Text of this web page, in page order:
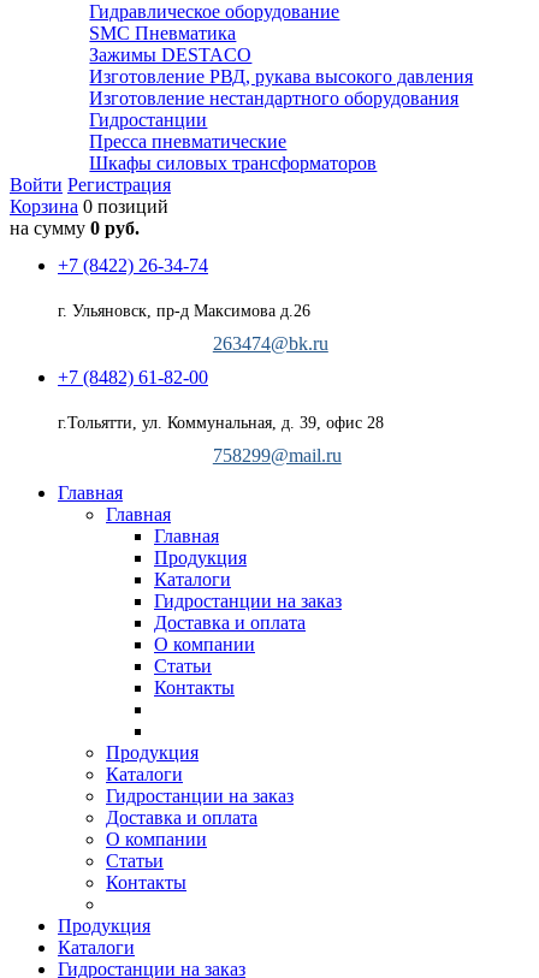
Гидравлическое оборудование
SMC Пневматика
Зажимы DESTACO
Изготовление РВД, рукава высокого давления
Изготовление нестандартного оборудования
Гидростанции
Пресса пневматические
Шкафы силовых трансформаторов
Войти Регистрация
Корзина 0 позиций
на сумму 0 руб.
+7 (8422) 26-34-74
г. Ульяновск, пр-д Максимова д.26
263474@bk.ru
+7 (8482) 61-82-00
г.Тольятти, ул. Коммунальная, д. 39, офис 28
758299@mail.ru
Главная
Главная
Главная
Продукция
Каталоги
Гидростанции на заказ
Доставка и оплата
О компании
Статьи
Контакты
Продукция
Каталоги
Гидростанции на заказ
Доставка и оплата
О компании
Статьи
Контакты
Продукция
Каталоги
Гидростанции на заказ